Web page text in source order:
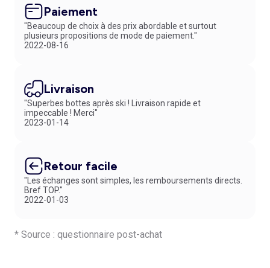
indispensable de la garde-robe masculine, capable de s’adapter à
toutes vos envies et de sublimer votre look en toute facilité. Peu
importe votre morphologie ou votre style, vous trouverez forcément
l'alternative qui vous correspond parmi notre collection de
modèles sans prise de tête. Vous avez jusqu’à 30 jours pour retourner
votre article en magasin : promis, on ne vous en voudra pas !
Paiement
"Beaucoup de choix à des prix abordable et surtout
plusieurs propositions de mode de paiement."
2022-08-16
Livraison
"Superbes bottes après ski ! Livraison rapide et
impeccable ! Merci"
2023-01-14
Retour facile
"Les échanges sont simples, les remboursements directs.
Bref TOP."
2022-01-03
* Source : questionnaire post-achat